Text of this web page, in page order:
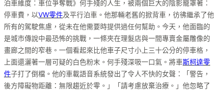
泊車維度：車位爭奪戰》何手殘的人生，被兩個巨大的陰影籠罩著：
停車費，以VW零件及平行泊車。他那輛老舊的掀背車，彷彿繼承了他
所有的駕駛焦慮，從未在他需要時提供過任何幫助。今天，他面臨的
是城市傳說中最恐怖的挑戰，一條夾在理髮店與一間專賣金屬雕像的
畫廊之間的窄巷。一個看起來比他車子尺寸小上三十公分的停車格，
上面還灑著一層可疑的白色粉末。何手殘深吸一口氣。將車斯柯達零
件子打了倒檔。他的車載語音系統發出了令人不快的女聲：「警告，
後方障礙物距離：無限趨近於零。」「請考慮放棄治療。」他忽略了